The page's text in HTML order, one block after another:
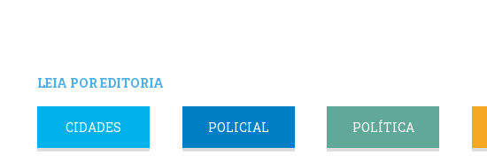
LEIA POR EDITORIA
CIDADES POLICIAL POLÍTICA